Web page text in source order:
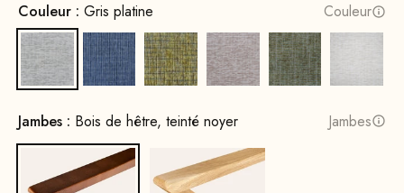
Couleur : Gris platine Couleur
Gris platineBleu indigoLaiton JauneRetro RoséPalmiers verts
Jambes : Bois de hêtre, teinté noyer Jambes